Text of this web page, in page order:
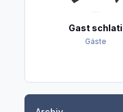
Gast schlati
Gäste